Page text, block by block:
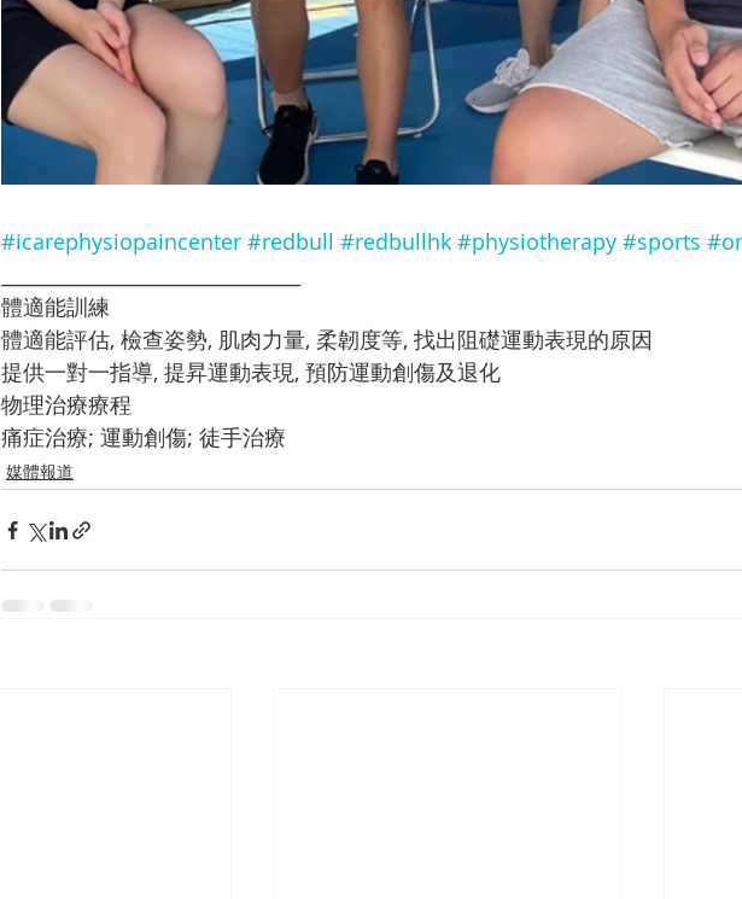
#icarephysiopaincenter #redbull #redbullhk #physiotherapy #sports
體適能訓練
體適能評估, 檢查姿勢, 肌肉力量, 柔韌度等, 找出阻礎運動表現的原因
提供一對一指導, 提昇運動表現, 預防運動創傷及退化
物理治療療程
痛症治療; 運動創傷; 徒手治療
媒體報道